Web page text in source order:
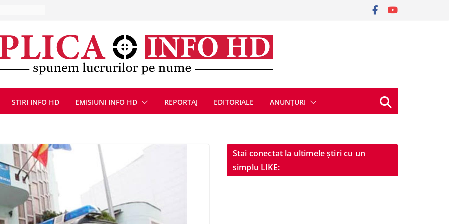
acasă
10 – 16
9 august
STIRI INFO HD EMISIUNI INFO HD REPORTAJ EDITORIALE ANUNȚURI
Stai conectat la ultimele știri cu un
simplu LIKE: